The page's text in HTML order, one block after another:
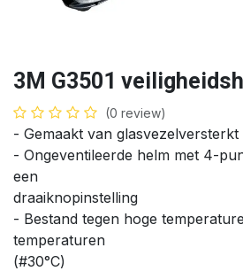
3M G3501
(0 review)
- Gemaakt van
- Ongeventileerde helm met 4-
een
draaiknopinstelling
- Bestand tegen hoge
temperaturen
(#30°C)